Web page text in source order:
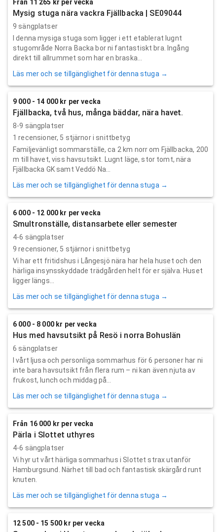
Från 11 265 kr per vecka
Mysig stuga nära vackra Fjällbacka | SE09044
9 sängplatser
I denna mysiga stuga som ligger i ett etablerat lugnt
stugområde Norra Backa bor ni fantastiskt bra. Ingång
direkt till allrummet som har en braska...
Läs mer och se tillgänglighet för denna stuga →
9 000 - 14 000 kr per vecka
Fjällbacka, två hus, många bäddar, nära havet.
8-9 sängplatser
1 recensioner, 5 stjärnor i snittbetyg
Familjevänligt sommarställe, ca 2 km norr om Fjällbacka, 200
m till havet, viss havsutsikt. Lugnt läge, stor tomt, nära
Fjällbacka GK samt Veddö Na...
Läs mer och se tillgänglighet för denna stuga →
6 000 - 12 000 kr per vecka
Smultronställe, distansarbete eller semester
4-6 sängplatser
9 recensioner, 5 stjärnor i snittbetyg
Vi har ett fritidshus i Långesjö nära har hela huset och den
härliga insynsskyddade trädgården helt för er själva. Huset
ligger längs...
Läs mer och se tillgänglighet för denna stuga →
6 000 - 8 000 kr per vecka
Hus med havsutsikt på Resö i norra Bohuslän
6 sängplatser
I vårt ljusa och personliga sommarhus för 6 personer har ni
inte bara havsutsikt från flera rum – ni kan även njuta av
frukost, lunch och middag på...
Läs mer och se tillgänglighet för denna stuga →
Från 16 000 kr per vecka
Pärla i Slottet uthyres
4-6 sängplatser
Vi hyr ut vårt härliga sommarhus i Slottet strax utanför
Hamburgsund. Närhet till bad och fantastisk skärgård runt
knuten.
Läs mer och se tillgänglighet för denna stuga →
12 500 - 15 500 kr per vecka